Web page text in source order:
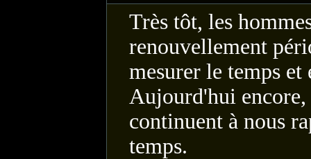
Très tôt, les
renouvellement
mesurer le temps
Aujourd'hui encore,
continuent à nous
temps.